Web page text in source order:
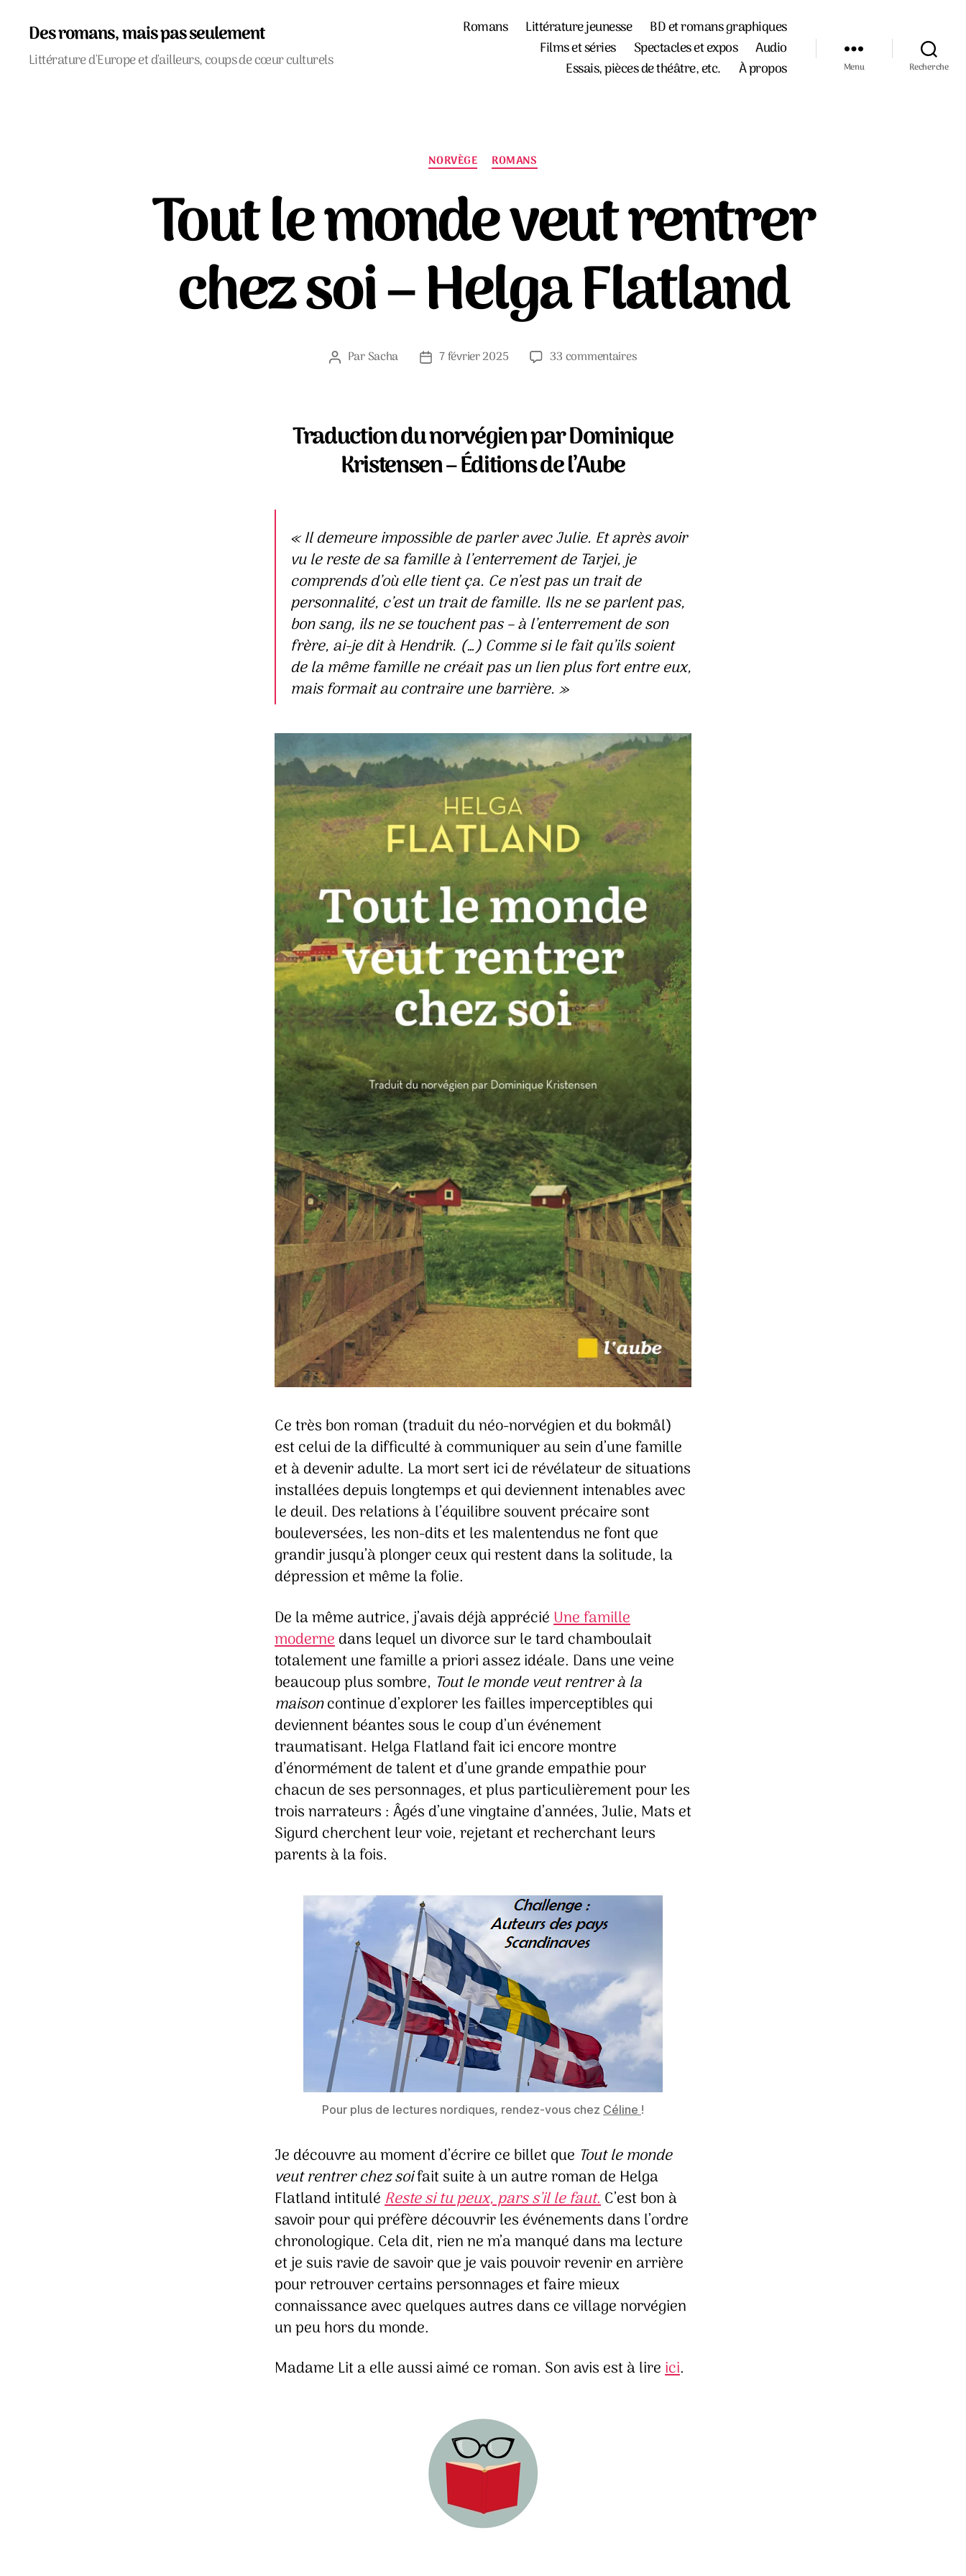
Des romans, mais pas seulement
Littérature d'Europe et d'ailleurs, coups de cœur culturels
Romans Littérature jeunesse
BD et romans graphiques
Films et séries
Spectacles et expos
Audio
Essais, pièces de théâtre, etc.
À propos Menu Recherche
Catégories
NORVÈGE ROMANS
Tout le monde veut rentrer
chez soi – Helga Flatland
Auteur
ParSacha
Date7 février 2025 33 commentairessur
veut
rentrer
Flatland
Traduction du norvégien par Dominique
Kristensen – Éditions de l’Aube
« Il demeure impossible de parler avec Julie. Et après avoir
vu le reste de sa famille à l’enterrement de Tarjei, je
comprends d’où elle tient ça. Ce n’est pas un trait de
personnalité, c’est un trait de famille. Ils ne se parlent pas,
bon sang, ils ne setouchentpas – à l’enterrement de son
frère, ai-je dit à Hendrik. (…) Comme si le fait qu’ils soient
de la même famille ne créait pas un lien plus fort entre eux,
mais formait au contraire une barrière. »
Ce très bon roman (traduit du néo-norvégien et du bokmål)
est celui de la difficulté à communiquer au sein d’une famille
et à devenir adulte. La mort sert ici de révélateur de situations
installées depuis longtemps et qui deviennent intenables avec
le deuil. Des relations à l’équilibre souvent précaire sont
bouleversées, les non-dits et les malentendus ne font que
grandir jusqu’à plonger ceux qui restent dans la solitude, la
dépression et même la folie.
De la même autrice, j’avais déjà appréciéUne famille
modernedans lequel un divorce sur le tard chamboulait
totalement une famille a priori assez idéale. Dans une veine
beaucoup plus sombre, Tout le monde veut rentrer à la
maisoncontinue d’explorer les failles imperceptibles qui
deviennent béantes sous le coup d’un événement
traumatisant. Helga Flatland fait ici encore montre
d’énormément de talent et d’une grande empathie pour
chacun de ses personnages, et plus particulièrement pour les
trois narrateurs : Âgés d’une vingtaine d’années, Julie, Mats et
Sigurd cherchent leur voie, rejetant et recherchant leurs
parents à la fois.
Pour plus de lectures nordiques, rendez-vous chez Céline !
Je découvre au moment d’écrire ce billet que Tout le monde
veut rentrer chez soifait suite à un autre roman de Helga
Flatland intituléReste si tu peux, pars s’il le faut.C’est bon à
savoir pour qui préfère découvrir les événements dans l’ordre
chronologique. Cela dit, rien ne m’a manqué dans ma lecture
et je suis ravie de savoir que je vais pouvoir revenir en arrière
pour retrouver certains personnages et faire mieux
connaissance avec quelques autres dans ce village norvégien
un peu hors du monde.
Madame Lit a elle aussi aimé ce roman. Son avis est à lireici.